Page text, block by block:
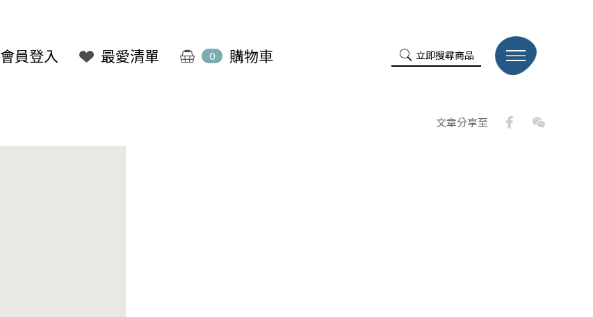
立即搜尋商品
會員登入 最愛清單 0 購物車
文章分享至 FacebookWeChat